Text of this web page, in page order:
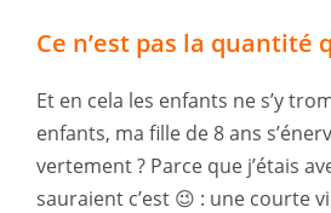
Ce n’est pas la
Et en cela les enfants ne s’y
enfants, ma fille de 8 ans
vertement ? Parce que j’étais
sauraient c’est 😉 : une courte